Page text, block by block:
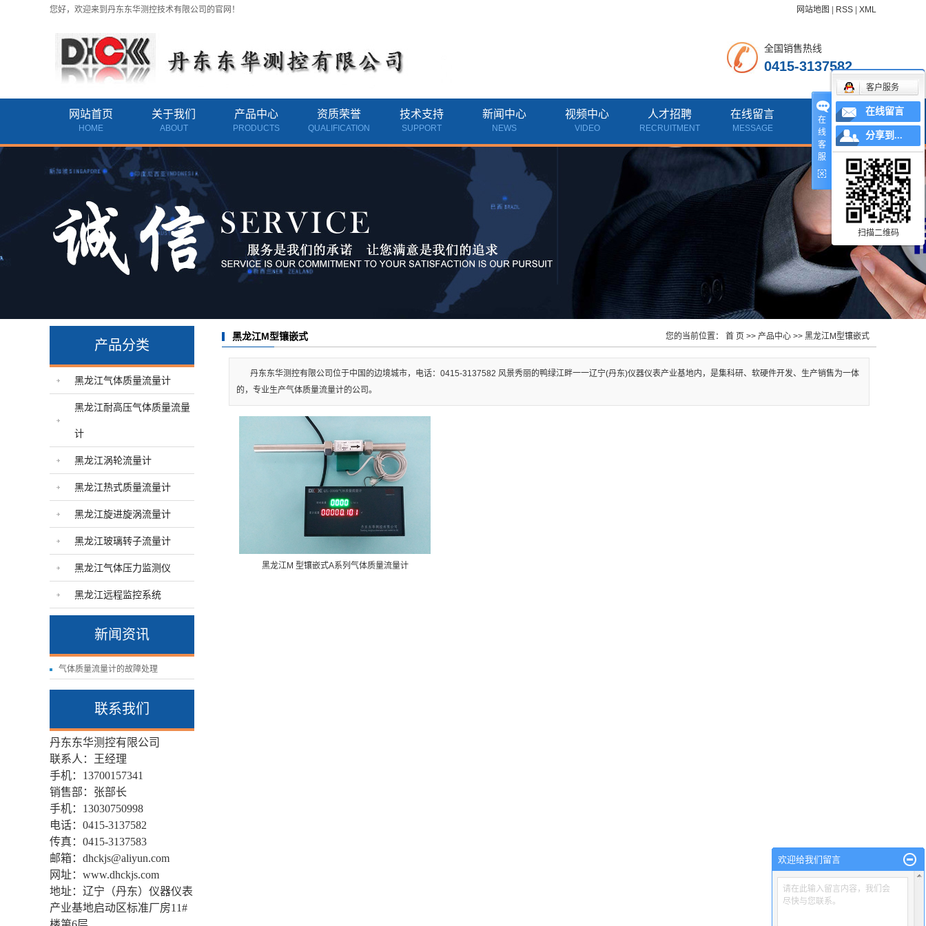
您好，欢迎来到丹东东华测控技术有限公司的官网！ 网站地图 RSS XML
全国销售热线
0415-3137582
网站首页
HOME
关于我们
ABOUT
公司简介
资质档案
联系我们
产品中心
PRODUCTS
黑龙江涡轮流量计
黑龙江旋进旋涡流量计
黑龙江气体压力监测仪
黑龙江远程监控系统
资质荣誉
QUALIFICATION
技术支持
SUPPORT
新闻中心
NEWS
公司新闻
视频中心
VIDEO
人才招聘
RECRUITMENT
在线留言
MESSAGE
联系我们
CONTACT
产品分类
黑龙江气体质量流量计
黑龙江耐高压气体质量流量
计
黑龙江涡轮流量计
黑龙江热式质量流量计
黑龙江旋进旋涡流量计
黑龙江玻璃转子流量计
黑龙江气体压力监测仪
黑龙江远程监控系统
新闻资讯
气体质量流量计的故障处理
联系我们
丹东东华测控有限公司
联系人：王经理
手机：13700157341
销售部：张部长
手机： 13030750998
电话：0415-3137582
传真：0415-3137583
邮箱：dhckjs@aliyun.com
网址：www.dhckjs.com
地址：辽宁（丹东）仪器仪表
产业基地启动区标准厂房11#
黑龙江M型镶嵌式 您的当前位置： 首 页 >> 产品中心 >> 黑龙江M型镶嵌式
丹东东华测控有限公司位于中国的边境城市，电话：0415-3137582 风景秀丽的鸭绿江畔一一辽宁(丹东)仪器仪表产业基地内，是集科研、软硬件开发、生产销售为一体
的，专业生产气体质量流量计的公司。
黑龙江M 型镶嵌式A系列气体质量流量计
在
线
客
服
客户服务
在线留言
分享到...
扫描二维码
欢迎给我们留言
请在此输入留言内容，我们会
尽快与您联系。